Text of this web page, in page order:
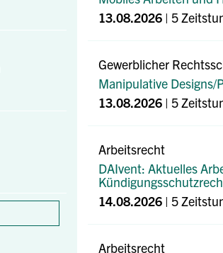
13.08.2026 | 5
Gewerblicher
Manipulative Designs/
13.08.2026 | 5
Arbeitsrecht
DAIvent: Aktuelles
14.08.2026 | 5
Arbeitsrecht